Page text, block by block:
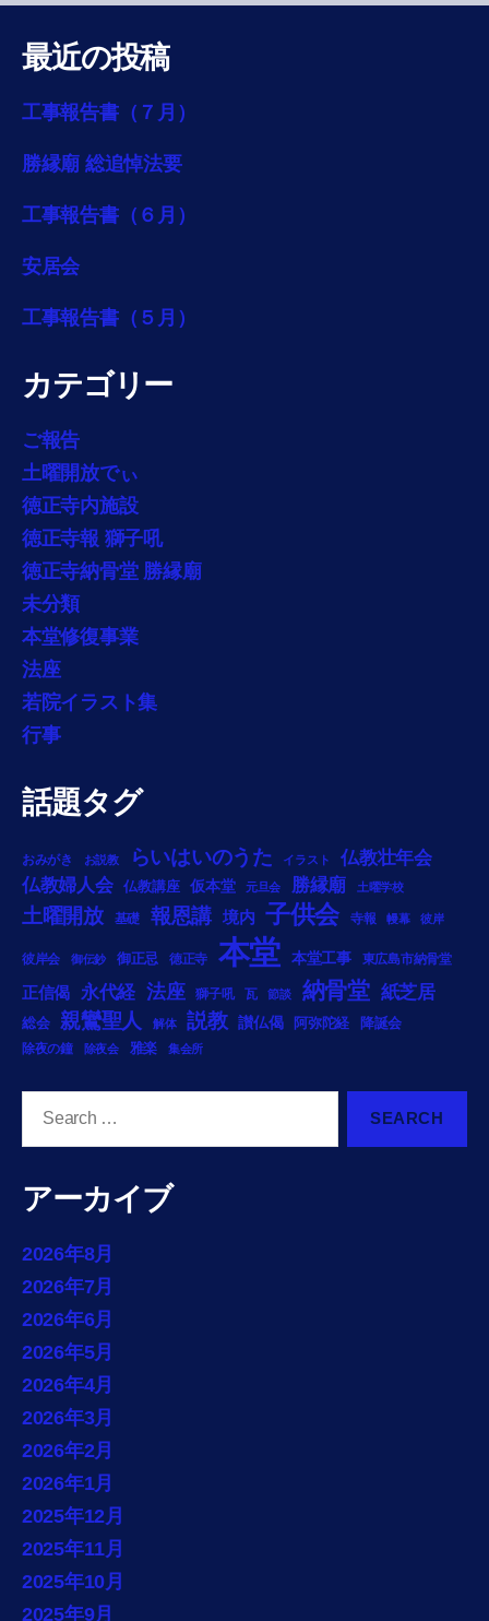
最近の投稿
工事報告書（７月）
勝縁廟 総追悼法要
工事報告書（６月）
安居会
工事報告書（５月）
カテゴリー
ご報告
土曜開放でぃ
徳正寺内施設
徳正寺報 獅子吼
徳正寺納骨堂 勝縁廟
未分類
本堂修復事業
法座
若院イラスト集
行事
話題タグ
おみがき お説教 らいはいのうた イラスト
仏教壮年会
仏教婦人会
仏教講座 仮本堂 元旦会 勝縁廟 土曜学校
土曜開放 基礎 報恩講 境内 子供会 寺報 幔幕 彼岸
彼岸会 御伝鈔 御正忌 徳正寺 本堂 本堂工事 東広島市納骨堂
正信偈 永代経 法座 獅子吼 瓦 節談 納骨堂 紙芝居
総会 親鸞聖人 解体 説教 讃仏偈 阿弥陀経 降誕会
除夜の鐘 除夜会 雅楽 集会所
アーカイブ
2026年8月
2026年7月
2026年6月
2026年5月
2026年4月
2026年3月
2026年2月
2026年1月
2025年12月
2025年11月
2025年10月
2025年9月